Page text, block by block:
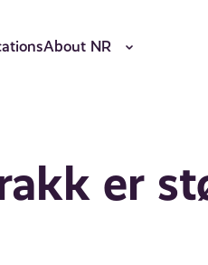
About NR
er